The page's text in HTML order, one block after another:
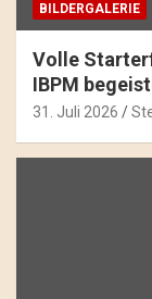
BILDERGALERIE
Volle
IBPM
31. Juli 2026